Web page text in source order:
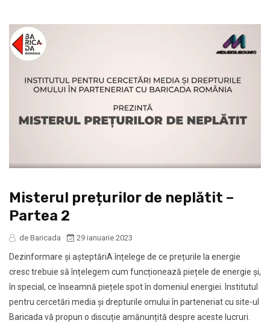
Misterul prețurilor de neplătit –
Partea 2
de Baricada 29 ianuarie 2023
Dezinformare și așteptăriA înțelege de ce prețurile la energie
cresc trebuie să înțelegem cum funcționează piețele de energie și,
în special, ce înseamnă piețele spot în domeniul energiei. Institutul
pentru cercetări media și drepturile omului în parteneriat cu site-ul
Baricada vă propun o discuție amănunțită despre aceste lucruri.